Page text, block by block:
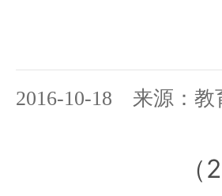
2016-10-18 来源：教